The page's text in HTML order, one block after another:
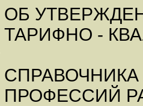
ОБ
ТАРИФНО -
СПРАВОЧНИКА
ПРОФЕССИЙ